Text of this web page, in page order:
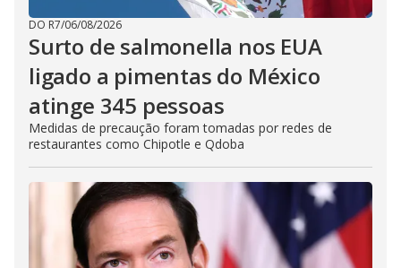
DO R7/06/08/2026
Surto de salmonella nos EUA
ligado a pimentas do México
atinge 345 pessoas
Medidas de precaução foram tomadas por redes de
restaurantes como Chipotle e Qdoba